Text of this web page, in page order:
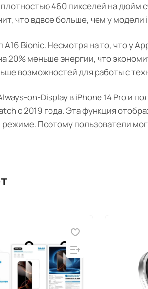
460 пикселей на
что вдвое больше, чем у модели
A16 Bionic. Несмотря на то, что у
20% меньше энергии, что
возможностей для работы с
on-Display в iPhone 14 Pro и
с 2019 года. Эта функция
Поэтому пользователи